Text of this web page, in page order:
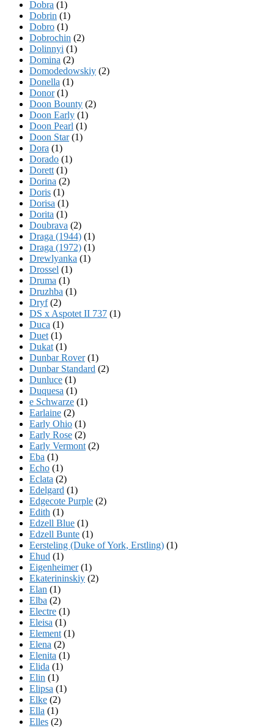
Dobra (1)
Dobrin (1)
Dobro (1)
Dobrochin (2)
Dolinnyi (1)
Domina (2)
Domodedowskiy (2)
Donella (1)
Donor(1)
Doon Bounty (2)
Doon Early (1)
Doon Pearl (1)
Doon Star(1)
Dora (1)
Dorado (1)
Dorett (1)
Dorina (2)
Doris (1)
Dorisa (1)
Dorita (1)
Doubrava (2)
Draga (1944) (1)
Draga (1972) (1)
Drewlyanka (1)
Drossel (1)
Druma (1)
Druzhba (1)
Dryf(2)
DS x Aspotet II 737 (1)
Duca (1)
Duet (1)
Dukat (1)
Dunbar Rover(1)
Dunbar Standard (2)
Dunluce (1)
Duquesa (1)
e Schwarze (1)
Earlaine (2)
Early Ohio (1)
Early Rose (2)
Early Vermont (2)
Eba (1)
Echo (1)
Eclata (2)
Edelgard (1)
Edgecote Purple (2)
Edith (1)
Edzell Blue (1)
Edzell Bunte (1)
Eersteling (Duke of York, Erstling) (1)
Ehud (1)
Eigenheimer(1)
Ekaterininskiy (2)
Elan (1)
Elba (2)
Electre (1)
Eleisa (1)
Element (1)
Elena (2)
Elenita (1)
Elida (1)
Elin (1)
Elipsa (1)
Elke (2)
Ella (1)
Elles (2)